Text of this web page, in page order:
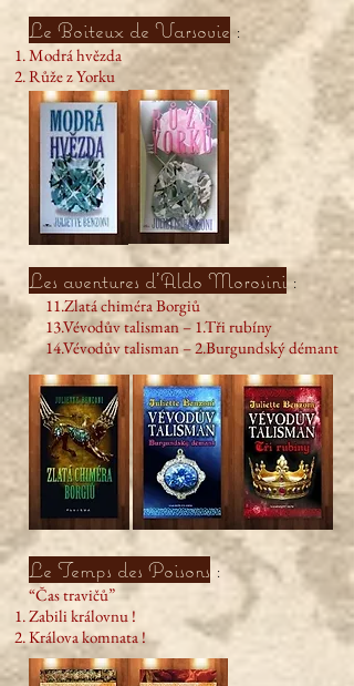
Les aventures d'Aldo Morosini:
11.Zlatá chiméra Borgiů
13.Vévodův talisman – 1.Tři rubíny
14.Vévodův talisman – 2.Burgundský démant
Le Boiteux de Varsovie:
Modrá hvězda
Růže z Yorku
Le Temps des Poisons:
“Čas travičů”
Zabili královnu !
Králova komnata !